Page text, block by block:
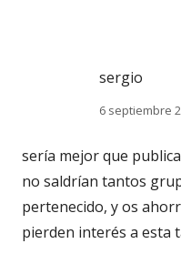
sergio
6 septiembre
sería mejor que
no saldrían tantos
pertenecido, y os
pierden interés a esta